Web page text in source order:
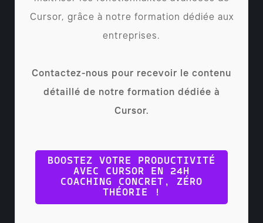
Cursor, grâce à notre formation dédiée aux
entreprises.
Contactez-nous pour recevoir le contenu
détaillé de notre formation dédiée à
Cursor.
BOOSTEZ VOTRE PRODUCTIVITÉ
AVEC CURSOR EN 24H
COACHING CONCRET, ZÉRO
THÉORIE !